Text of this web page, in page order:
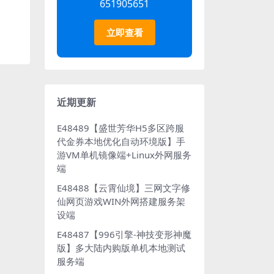
651905651
立即查看
近期更新
E48489【盛世芳华H5多区跨服
代金券本地优化自动环境版】手
游VM单机镜像端+Linux外网服务
端
E48488【云霄仙境】三网文字修
仙网页游戏WIN外网搭建服务架
设端
E48487【996引擎-神技变形神魔
版】多大陆内购版单机本地测试
服务端